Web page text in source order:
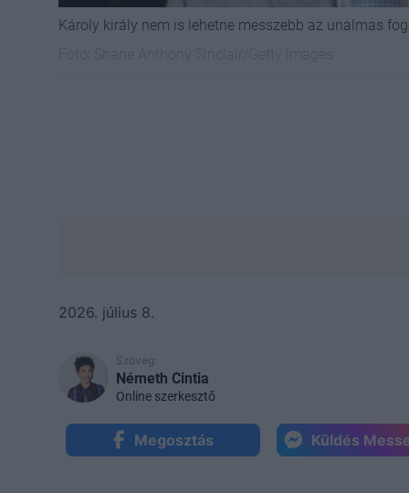
Károly király nem is lehetne messzebb az unalmas
2026. július 8.
Szöveg:
Németh Cintia
Online szerkesztő
Megosztás Küldés